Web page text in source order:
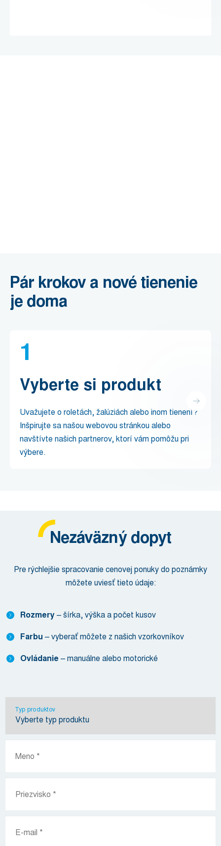
Pár krokov a nové tienenie
je doma
1
Vyberte si produkt
Uvažujete o roletách, žalúziách alebo inom tienení?
Inšpirujte sa našou webovou stránkou alebo
navštívte našich partnerov, ktorí vám pomôžu pri
výbere.
Nezáväzný dopyt
Pre rýchlejšie spracovanie cenovej ponuky do poznámky
môžete uviesť tieto údaje:
Rozmery – šírka, výška a počet kusov
Farbu – vyberať môžete z našich vzorkovníkov
Ovládanie – manuálne alebo motorické
Typ produktov